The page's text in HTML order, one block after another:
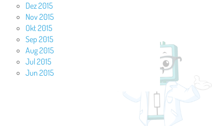
Dez 2015
Nov 2015
Okt 2015
Sep 2015
Aug 2015
Jul 2015
Jun 2015